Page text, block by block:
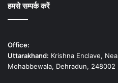
हमसे सम्पर्क करें
Office:
Uttarakhand: Krishna Enclave,
Mohabbewala, Dehradun, 248002